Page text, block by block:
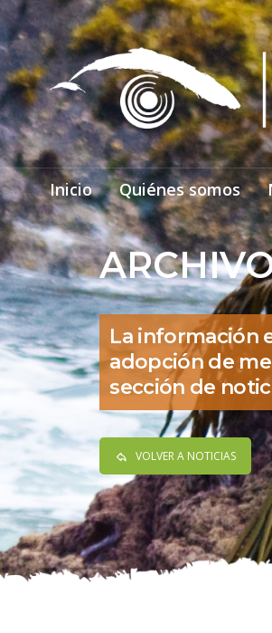
La información
adopción de
sección de
VOLVER A NOTICIAS
Inicio Quiénes somos